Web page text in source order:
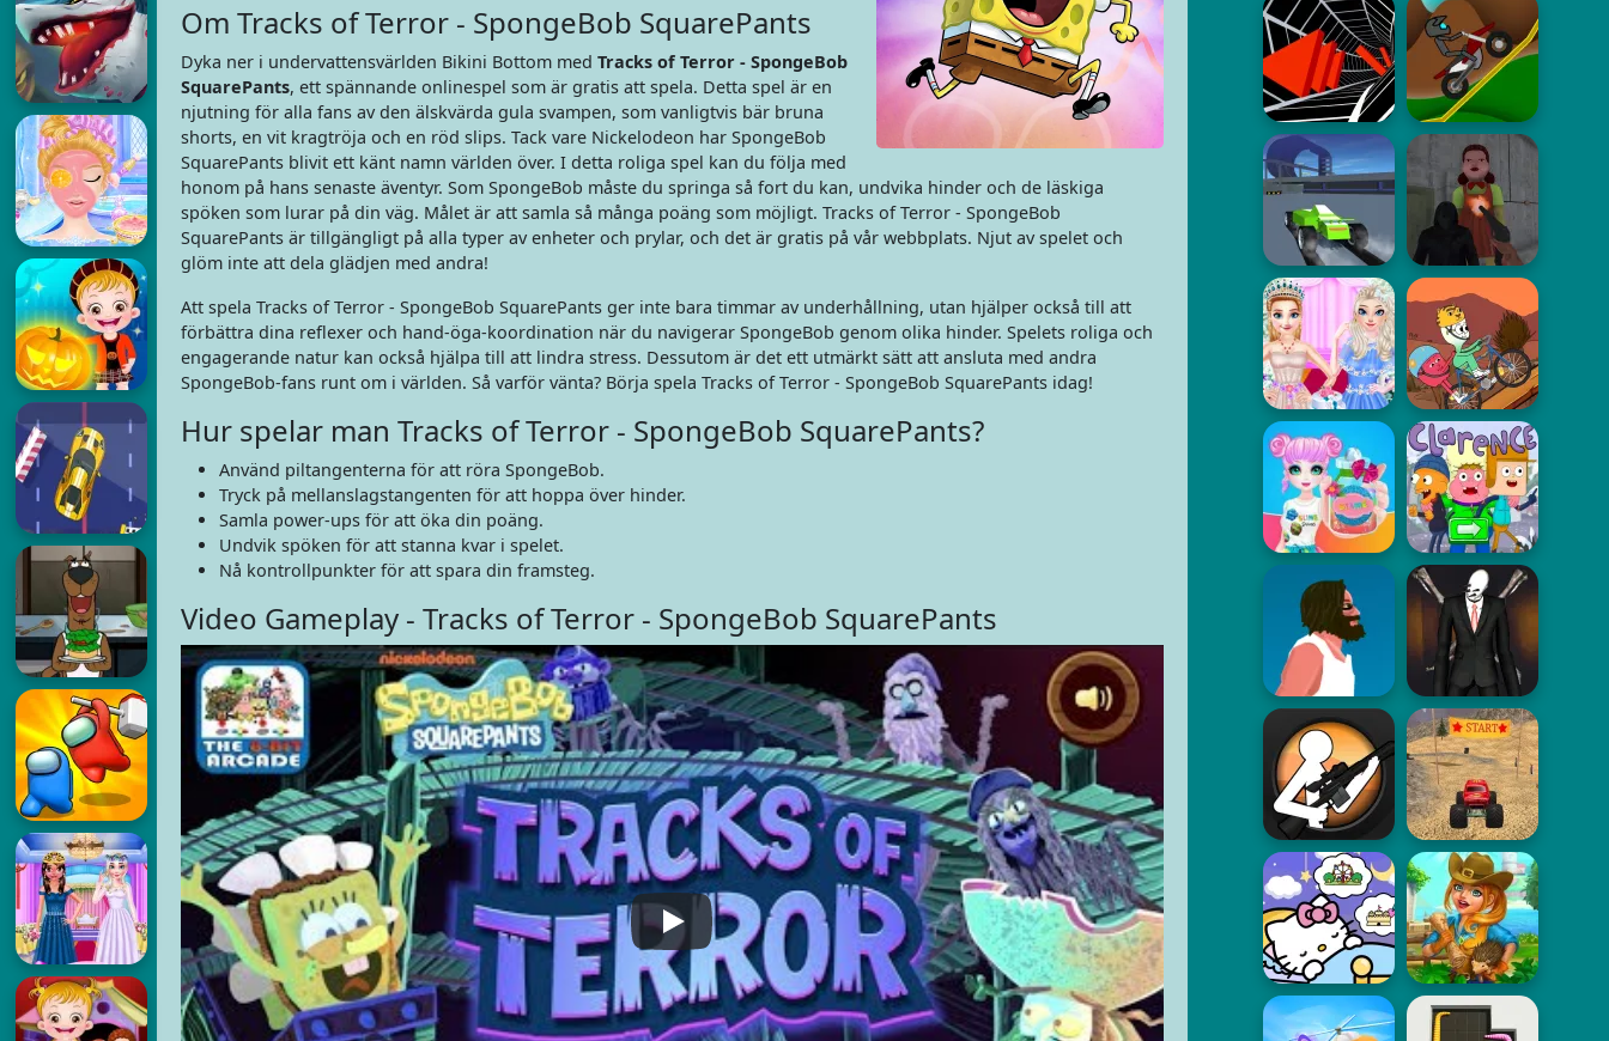
Om Tracks of Terror - SpongeBob SquarePants
Dyka ner i undervattensvärlden Bikini Bottom med Tracks of Terror - SpongeBob
SquarePants, ett spännande onlinespel som är gratis att spela. Detta spel är en
njutning för alla fans av den älskvärda gula svampen, som vanligtvis bär bruna
shorts, en vit kragtröja och en röd slips. Tack vare Nickelodeon har SpongeBob
SquarePants blivit ett känt namn världen över. I detta roliga spel kan du följa med
honom på hans senaste äventyr. Som SpongeBob måste du springa så fort du kan, undvika hinder och de läskiga
spöken som lurar på din väg. Målet är att samla så många poäng som möjligt. Tracks of Terror - SpongeBob
SquarePants är tillgängligt på alla typer av enheter och prylar, och det är gratis på vår webbplats. Njut av spelet och
glöm inte att dela glädjen med andra!
Att spela Tracks of Terror - SpongeBob SquarePants ger inte bara timmar av underhållning, utan hjälper också till att
förbättra dina reflexer och hand-öga-koordination när du navigerar SpongeBob genom olika hinder. Spelets roliga och
engagerande natur kan också hjälpa till att lindra stress. Dessutom är det ett utmärkt sätt att ansluta med andra
SpongeBob-fans runt om i världen. Så varför vänta? Börja spela Tracks of Terror - SpongeBob SquarePants idag!
Hur spelar man Tracks of Terror - SpongeBob SquarePants?
Använd piltangenterna för att röra SpongeBob.
Tryck på mellanslagstangenten för att hoppa över hinder.
Samla power-ups för att öka din poäng.
Undvik spöken för att stanna kvar i spelet.
Nå kontrollpunkter för att spara din framsteg.
Video Gameplay - Tracks of Terror - SpongeBob SquarePants